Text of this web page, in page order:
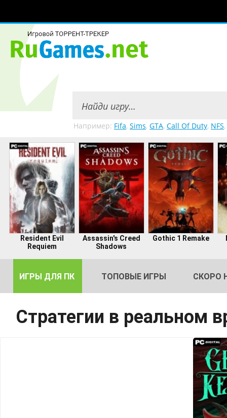
Например: Fifa, Sims, GTA, Call Of Duty, NFS,
Resident Evil
Requiem
Assassin's Creed
Shadows
Gothic 1 Remake
ИГРЫ ДЛЯ ПК ТОПОВЫЕ ИГРЫ СКОРО
Стратегии в реальном